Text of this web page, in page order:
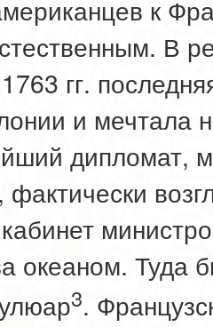
к
В
гг.
и мечтала
дипломат,
океаном. Туда
3.